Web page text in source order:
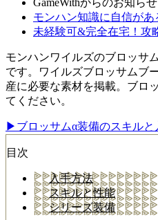
モンハン知識に自信があ
未経験可&完全在宅！攻
モンハンワイルズのブロッサ
です。ワイルズブロッサムブ
産に必要な素材を掲載。ブロ
てください。
▶ブロッサムα装備のスキルと
目次
入手方法
スキルと性能
シリーズ装備